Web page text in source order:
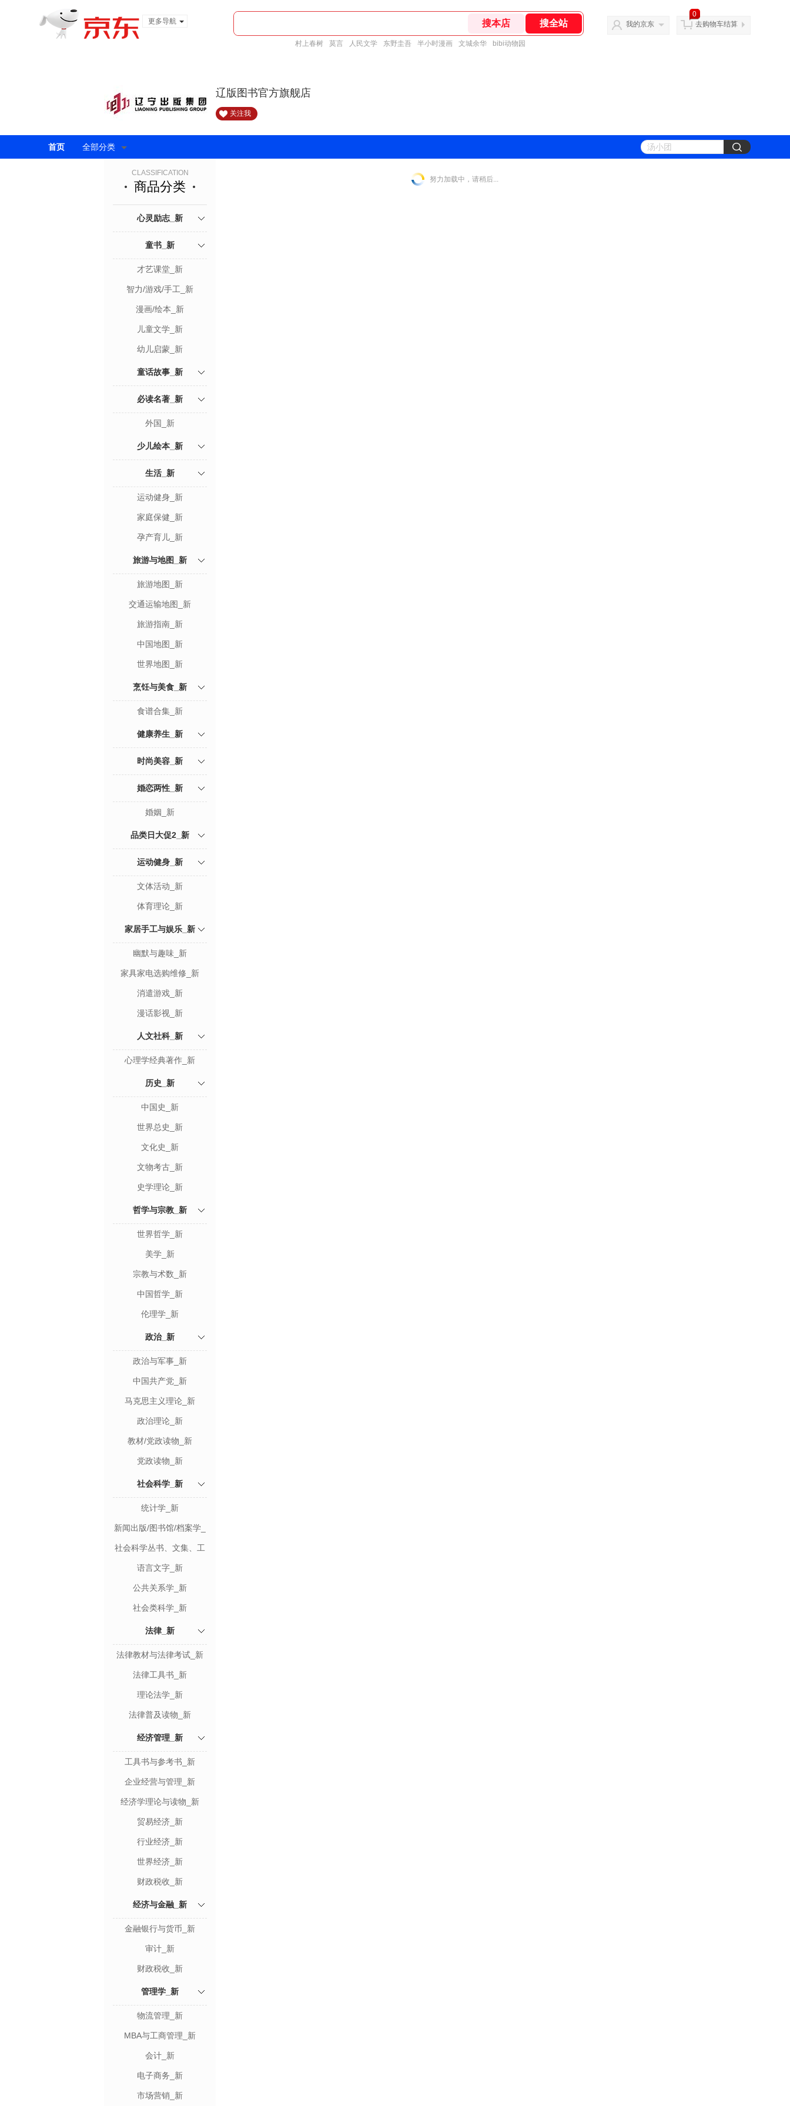
更多导航
村上春树 莫言 人民文学 东野圭吾 半小时漫画 文城余华 bibi动物园
我的京东
0
去购物车结算
辽版图书官方旗舰店
关注我
首页 全部分类
CLASSIFICATION
商品分类
心灵励志_新
童书_新
才艺课堂_新
智力/游戏/手工_新
漫画/绘本_新
儿童文学_新
幼儿启蒙_新
童话故事_新
必读名著_新
外国_新
少儿绘本_新
生活_新
运动健身_新
家庭保健_新
孕产育儿_新
旅游与地图_新
旅游地图_新
交通运输地图_新
旅游指南_新
中国地图_新
世界地图_新
烹饪与美食_新
食谱合集_新
健康养生_新
时尚美容_新
婚恋两性_新
婚姻_新
品类日大促2_新
运动健身_新
文体活动_新
体育理论_新
家居手工与娱乐_新
幽默与趣味_新
家具家电选购维修_新
消遣游戏_新
漫话影视_新
人文社科_新
心理学经典著作_新
历史_新
中国史_新
世界总史_新
文化史_新
文物考古_新
史学理论_新
哲学与宗教_新
世界哲学_新
美学_新
宗教与术数_新
中国哲学_新
伦理学_新
政治_新
政治与军事_新
中国共产党_新
马克思主义理论_新
政治理论_新
教材/党政读物_新
党政读物_新
社会科学_新
统计学_新
新闻出版/图书馆/档案学_
新
社会科学丛书、文集、工
具书_新
语言文字_新
公共关系学_新
社会类科学_新
法律_新
法律教材与法律考试_新
法律工具书_新
理论法学_新
法律普及读物_新
经济管理_新
工具书与参考书_新
企业经营与管理_新
经济学理论与读物_新
贸易经济_新
行业经济_新
世界经济_新
财政税收_新
经济与金融_新
金融银行与货币_新
审计_新
财政税收_新
管理学_新
物流管理_新
MBA与工商管理_新
会计_新
电子商务_新
市场营销_新
努力加载中，请稍后...